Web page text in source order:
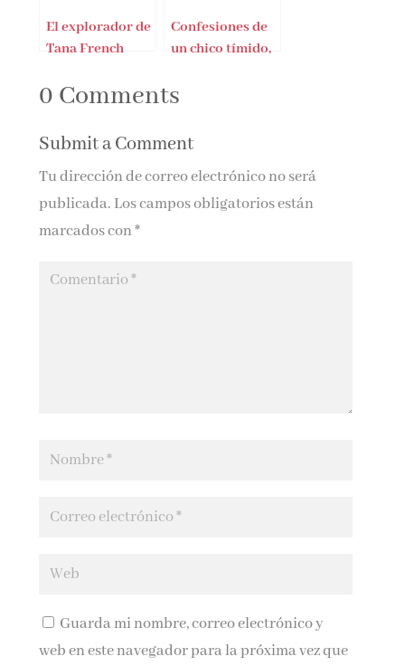
El explorador de
Tana French
Confesiones de
un chico tímido,
enamorado
0 Comments
Submit a Comment
Tu dirección de correo electrónico no será
publicada. Los campos obligatorios están
marcados con*
Guarda mi nombre, correo electrónico y
web en este navegador para la próxima vez que